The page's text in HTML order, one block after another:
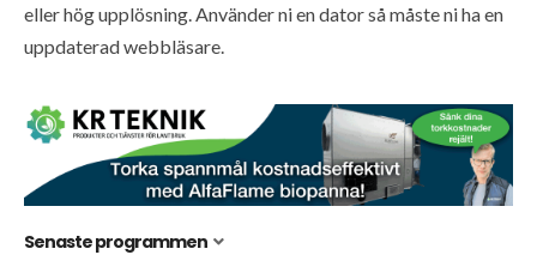
eller hög upplösning. Använder ni en dator så måste ni ha en
uppdaterad webbläsare.
Senaste programmen